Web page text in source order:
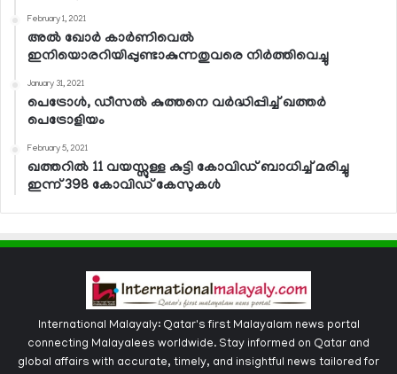
February 1, 2021
അല്‍ ഖോര്‍ കാര്‍ണിവെല്‍
ഇനിയൊരറിയിപ്പുണ്ടാകുന്നതുവരെ നിര്‍ത്തിവെച്ചു
January 31, 2021
പെട്രോള്‍, ഡീസല്‍ കുത്തനെ വര്‍ദ്ധിപ്പിച്ച് ഖത്തര്‍
പെട്രോളിയം
February 5, 2021
ഖത്തറില്‍ 11 വയസ്സുള്ള കുട്ടി കോവിഡ് ബാധിച്ച് മരിച്ചു
ഇന്ന് 398 കോവിഡ് കേസുകള്‍
International Malayaly: Qatar's first Malayalam news portal
connecting Malayalees worldwide. Stay informed on Qatar and
global affairs with accurate, timely, and insightful news tailored for